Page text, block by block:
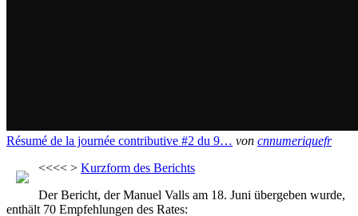
Résumé de la journée contributive #2 du 9… von cnnumeriquefr
<<<< > Kurzform des Berichts
Der Bericht, der Manuel Valls am 18. Juni übergeben wurde,
enthält 70 Empfehlungen des Rates: